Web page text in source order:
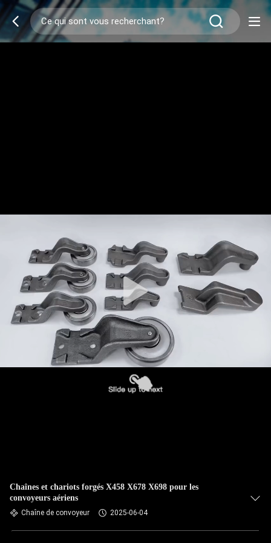
Chaînes et chariots forgés X458 X678 X698 pour les
convoyeurs aériens
Chaîne de convoyeur 2025-06-04